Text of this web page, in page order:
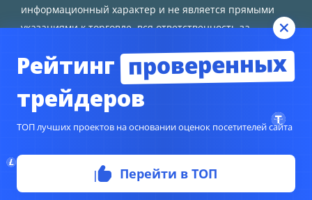
информационный характер и не является прямыми
указаниями к торговле, вся ответственность за
© Copyright 2024TORFOREX.COM
Рейтинг проверенных
трейдеров
ТОП лучших проектов на основании оценок посетителей сайта
Перейти в ТОП